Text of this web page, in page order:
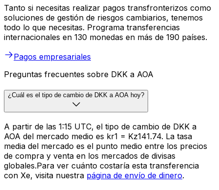
Tanto si necesitas realizar pagos transfronterizos como
soluciones de gestión de riesgos cambiarios, tenemos
todo lo que necesitas. Programa transferencias
internacionales en 130 monedas en más de 190 países.
Pagos empresariales
Preguntas frecuentes sobre DKK a AOA
¿Cuál es el tipo de cambio de DKK a AOA hoy?
A partir de las 1:15 UTC, el tipo de cambio de DKK a
AOA del mercado medio es kr1 = Kz141.74. La tasa
media del mercado es el punto medio entre los precios
de compra y venta en los mercados de divisas
globales.Para ver cuánto costaría esta transferencia
con Xe, visita nuestra página de envío de dinero.